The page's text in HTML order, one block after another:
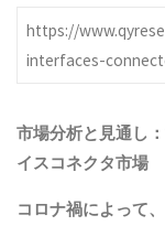
https://
interfaces-
市場分析と見通し
イスコネクタ市場
コロナ禍によって、